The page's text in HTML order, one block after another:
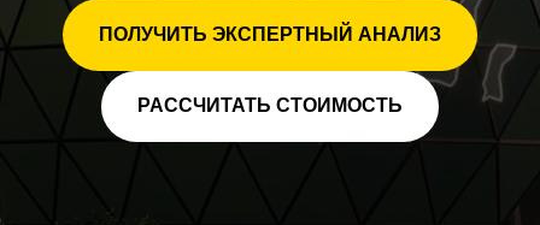
ПОЛУЧИТЬ ЭКСПЕРТНЫЙ АНАЛИЗ
РАССЧИТАТЬ СТОИМОСТЬ